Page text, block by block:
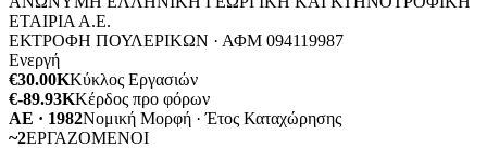
ΕΤΑΙΡΙΑ Α.Ε.
ΕΚΤΡΟΦΗ ΠΟΥΛΕΡΙΚΩΝ · ΑΦΜ 094119987
Ενεργή
€30.00KΚύκλος Εργασιών
€-89.93KΚέρδος προ φόρων
ΑΕ · 1982Νομική Μορφή · Έτος Καταχώρησης
~2ΕΡΓΑΖΟΜΕΝΟΙ